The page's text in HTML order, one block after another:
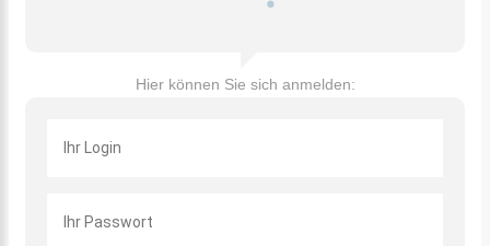
Hier können Sie sich anmelden: